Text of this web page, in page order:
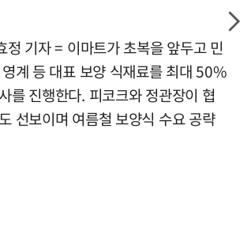
정 기자 = 이마트가 초복을 앞두고 민
계 등 대표 보양 식재료를 최대 50%
를 진행한다. 피코크와 정관장이 협
선보이며 여름철 보양식 수요 공략